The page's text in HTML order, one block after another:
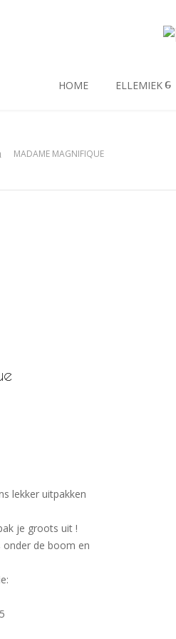
HOME ELLEMIEK
MADAME MAGNIFIQUE
lekker uitpakken
je groots uit !
onder de boom en